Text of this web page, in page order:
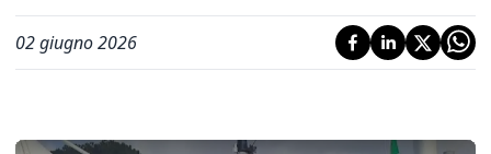
02 giugno 2026